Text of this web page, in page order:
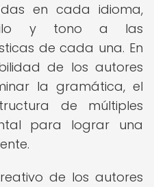
en cada idioma,
y tono a las
de cada una. En
de los autores
la gramática, el
de múltiples
para lograr una
de los autores